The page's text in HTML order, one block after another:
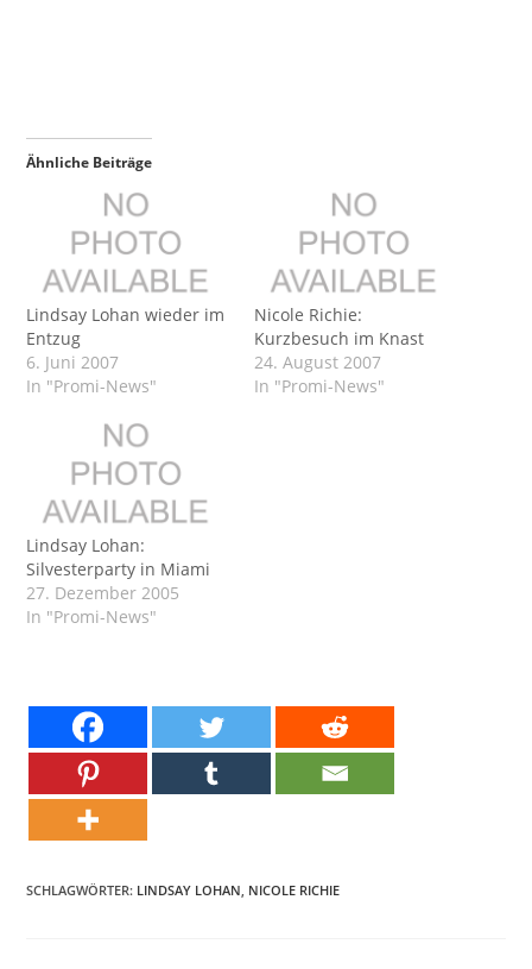
Ähnliche Beiträge
Lindsay Lohan wieder im
Entzug
6. Juni 2007
In "Promi-News"
Nicole Richie:
Kurzbesuch im Knast
24. August 2007
In "Promi-News"
Lindsay Lohan:
Silvesterparty in Miami
27. Dezember 2005
In "Promi-News"
SCHLAGWÖRTER: LINDSAY LOHAN, NICOLE RICHIE